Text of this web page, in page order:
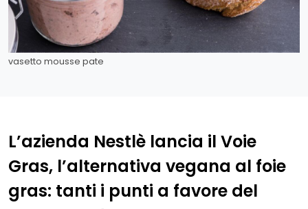
vasetto mousse pate
L’azienda Nestlè lancia il Voie
Gras, l’alternativa vegana al foie
gras: tanti i punti a favore del